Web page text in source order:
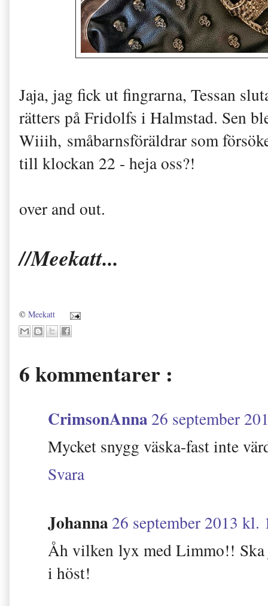
Jaja, jag fick ut fingrarna, Tessan
rätters på Fridolfs i Halmstad. Sen
Wiiih, småbarnsföräldrar som
till klockan 22 - heja oss?!
over and out.
//Meekatt...
© Meekatt
6 kommentarer :
CrimsonAnna26 september
Mycket snygg väska-fast inte
Svara
Johanna26 september 2013 kl.
Åh vilken lyx med Limmo!!
i höst!